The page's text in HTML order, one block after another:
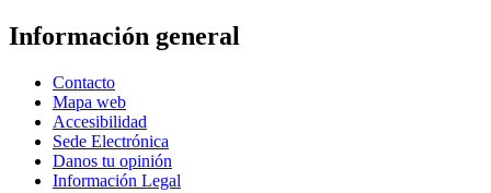
Información general
Contacto
Mapa web
Accesibilidad
Sede Electrónica
Danos tu opinión
Información Legal